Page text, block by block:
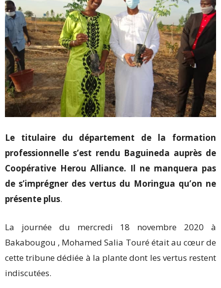
Le titulaire du département de la formation
professionnelle s’est rendu Baguineda auprès de
Coopérative Herou Alliance. Il ne manquera pas
de s’imprégner des vertus du Moringua qu’on ne
présente plus.
La journée du mercredi 18 novembre 2020 à
Bakabougou , Mohamed Salia Touré était au cœur de
cette tribune dédiée à la plante dont les vertus restent
indiscutées.